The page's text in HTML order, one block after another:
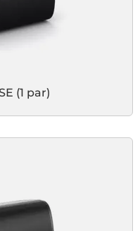
(1 par)